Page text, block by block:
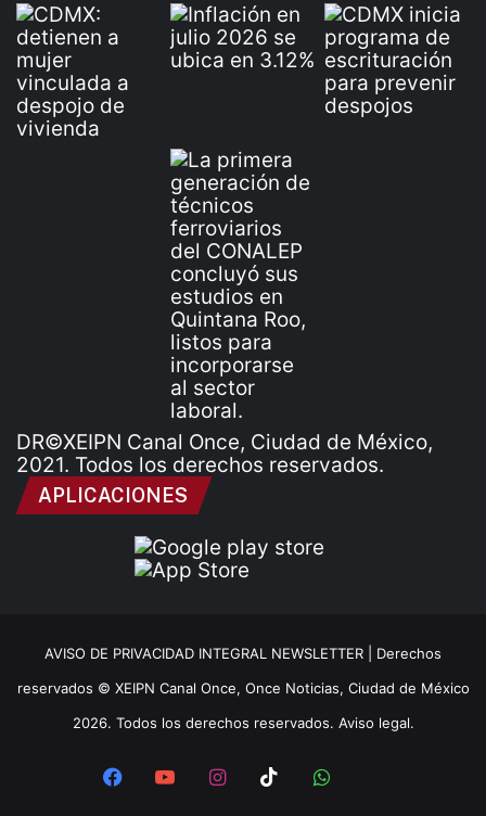
DR©XEIPN Canal Once, Ciudad de México,
2021. Todos los derechos reservados.
APLICACIONES
AVISO DE PRIVACIDAD INTEGRAL NEWSLETTER | Derechos
reservados © XEIPN Canal Once, Once Noticias, Ciudad de México
2026. Todos los derechos reservados. Aviso legal.
FacebookYouTubeInstagram
TikTokWhatsApp